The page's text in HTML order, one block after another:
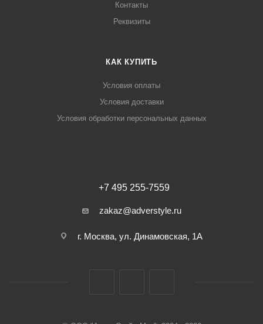
Контакты
Реквизиты
КАК КУПИТЬ
Условия оплаты
Условия доставки
Условия обработки персональных данных
+7 495 255-7559
zakaz@adverstyle.ru
г. Москва, ул. Динамовская, 1А